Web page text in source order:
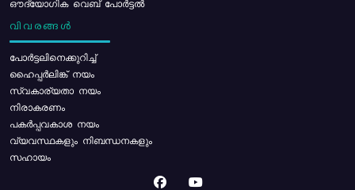
ഔദ്യോഗിക വെബ് പോർട്ടൽ
വിവരങ്ങൾ
പോര്‍ട്ടലിനെക്കുറിച്ച്
ഹൈപ്പർലിങ്ക് നയം
സ്വകാര്യതാ നയം
നിരാകരണം
പകർപ്പവകാശ നയം
വ്യവസ്ഥകളും നിബന്ധനകളും
സഹായം